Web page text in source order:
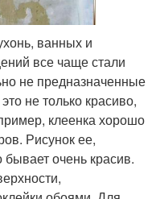
ванных и
все чаще стали
не предназначенные
не только красиво,
клеенка хорошо
Рисунок ее,
бывает очень красив.